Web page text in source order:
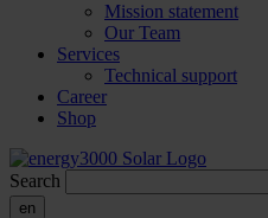
Mission statement
Our Team
Services
Technical support
Career
Shop
Search
en